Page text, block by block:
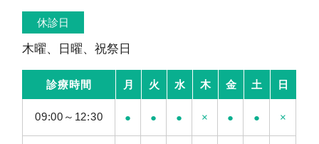
休診日
木曜、日曜、祝祭日
診療時間 月 火 水 木 金 土 日
09:00～12:30 ● ● ● × ● ● ×